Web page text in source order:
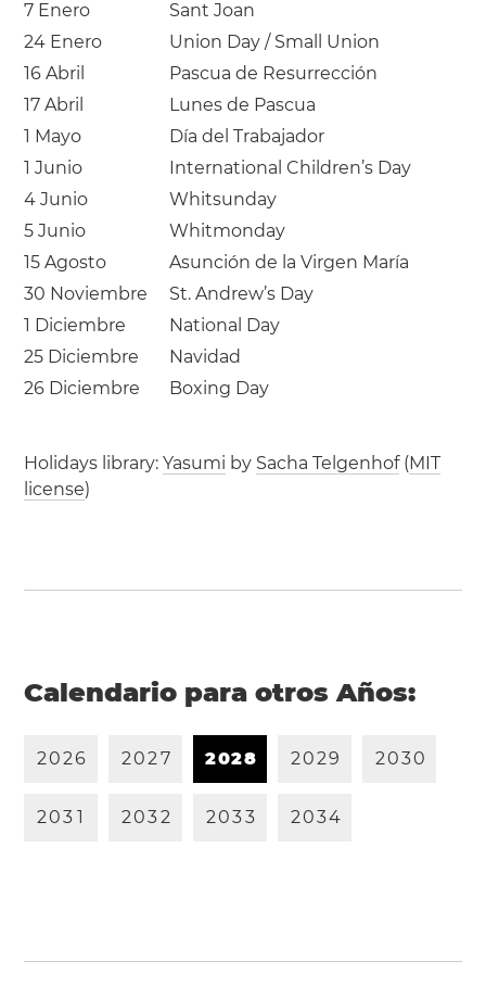
7 Enero
Sant Joan
24 Enero
Union Day / Small Union
16 Abril
Pascua de Resurrección
17 Abril
Lunes de Pascua
1 Mayo
Día del Trabajador
1 Junio
International Children’s Day
4 Junio
Whitsunday
5 Junio
Whitmonday
15 Agosto
Asunción de la Virgen María
30 Noviembre
St. Andrew’s Day
1 Diciembre
National Day
25 Diciembre
Navidad
26 Diciembre
Boxing Day
Holidays library:Yasumi by Sacha Telgenhof(MIT
license)
Calendario para otros Años:
2026 2027 2028 2029 2030
203 1 2032 2033 2034